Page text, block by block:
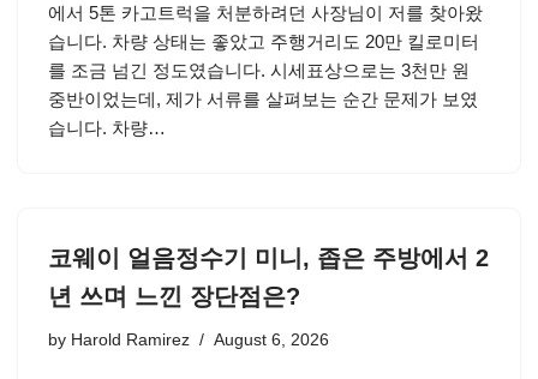
에서 5톤 카고트럭을 처분하려던 사장님이 저를 찾아왔
습니다. 차량 상태는 좋았고 주행거리도 20만 킬로미터
를 조금 넘긴 정도였습니다. 시세표상으로는 3천만 원
중반이었는데, 제가 서류를 살펴보는 순간 문제가 보였
습니다. 차량…
코웨이 얼음정수기 미니, 좁은 주방에서 2
년 쓰며 느낀 장단점은?
by Harold Ramirez August 6, 2026